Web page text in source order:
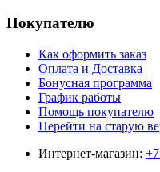
Покупателю
Как оформить заказ
Оплата и Доставка
Бонусная программа
График работы
Помощь покупателю
Перейти на старую
Интернет-магазин: